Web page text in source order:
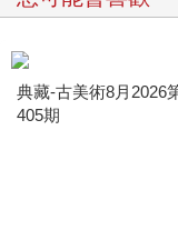
府採取大規模的財政
準。雖然很多民眾選
入支票存款帳戶，也
用品與住宅翻新等方
二○一九年減少六％
我們可以把這些現象
支出（外國製造商被
國消費者（後者獲得
成長。這一切的淨影